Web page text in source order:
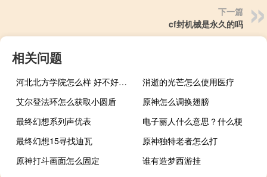
下一篇
cf封机械是永久的吗
相关问题
河北北方学院怎么样 好不好（河北北方学院怎么样）
消逝的光芒怎么使用医疗
艾尔登法环怎么获取小圆盾
原神怎么调换翅膀
最终幻想系列声优表
电子丽人什么意思？什么梗
最终幻想15寻找迪瓦
原神独特老者怎么打
原神打斗画面怎么固定
谁有造梦西游挂